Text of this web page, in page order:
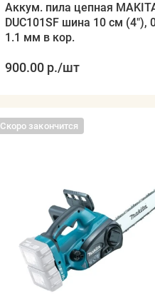
Аккум. пила цепная
DUC101SF шина 10 см (4"),
1.1 мм в кор.
900.00 р./шт
Скоро закончится